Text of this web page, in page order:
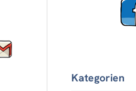
Kategorien